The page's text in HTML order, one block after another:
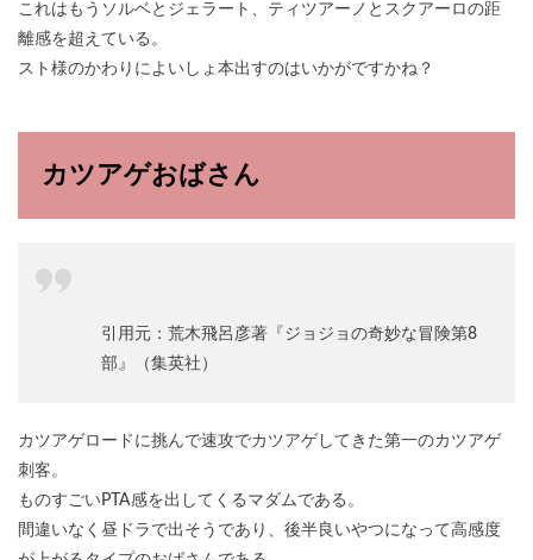
これはもうソルベとジェラート、ティツアーノとスクアーロの距
離感を超えている。
スト様のかわりによいしょ本出すのはいかがですかね？
カツアゲおばさん
引用元：荒木飛呂彦著『ジョジョの奇妙な冒険第8
部』（集英社）
カツアゲロードに挑んで速攻でカツアゲしてきた第一のカツアゲ
刺客。
ものすごいPTA感を出してくるマダムである。
間違いなく昼ドラで出そうであり、後半良いやつになって高感度